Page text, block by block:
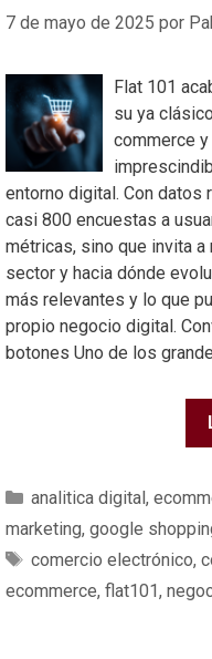
7 de mayo de 2025 por
Flat 101
su ya
commerce
entorno digital. Con datos
casi 800 encuestas a
métricas, sino que invita
sector y hacia dónde
más relevantes y lo que
propio negocio digital.
botones Uno de los
analitica digital,
marketing, google
comercio electrónico,
ecommerce, flat101,